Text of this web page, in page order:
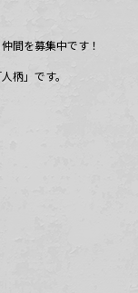
間を募集中です！
柄」です。